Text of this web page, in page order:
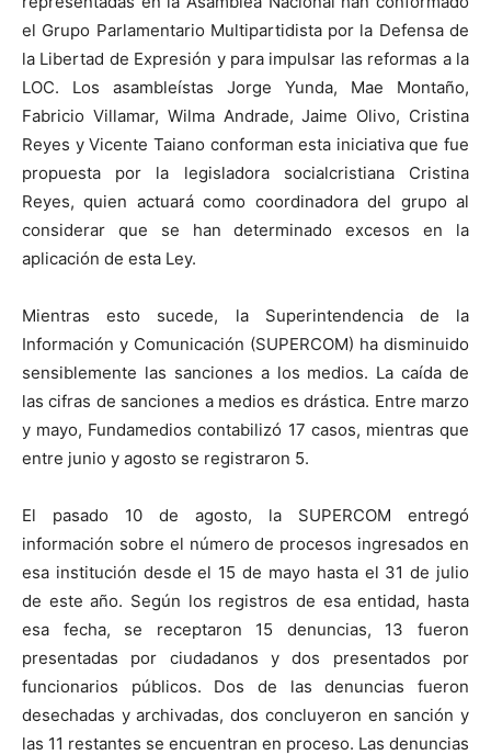
el Grupo Parlamentario Multipartidista por la Defensa de
la Libertad de Expresión y para impulsar las reformas a la
LOC. Los asambleístas Jorge Yunda, Mae Montaño,
Fabricio Villamar, Wilma Andrade, Jaime Olivo, Cristina
Reyes y Vicente Taiano conforman esta iniciativa que fue
propuesta por la legisladora socialcristiana Cristina
Reyes, quien actuará como coordinadora del grupo al
considerar que se han determinado excesos en la
aplicación de esta Ley.
Mientras esto sucede, la Superintendencia de la
Información y Comunicación (SUPERCOM) ha disminuido
sensiblemente las sanciones a los medios. La caída de
las cifras de sanciones a medios es drástica. Entre marzo
y mayo, Fundamedios contabilizó 17 casos, mientras que
entre junio y agosto se registraron 5.
El pasado 10 de agosto, la SUPERCOM entregó
información sobre el número de procesos ingresados en
esa institución desde el 15 de mayo hasta el 31 de julio
de este año. Según los registros de esa entidad, hasta
esa fecha, se receptaron 15 denuncias, 13 fueron
presentadas por ciudadanos y dos presentados por
funcionarios públicos. Dos de las denuncias fueron
desechadas y archivadas, dos concluyeron en sanción y
las 11 restantes se encuentran en proceso. Las denuncias